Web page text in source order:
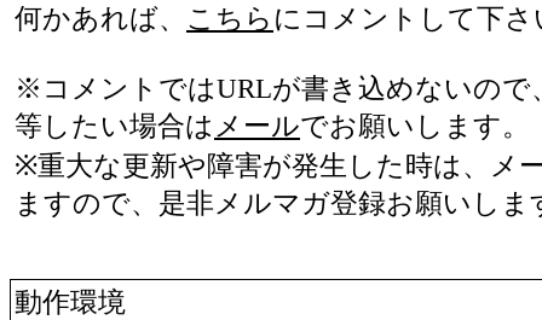
何かあれば、 こちら にコメントして下
※コメントではURLが書き込めないので
等したい場合は メールでお願いします。
※重大な更新や障害が発生した時は、メ
ますので、是非メルマガ登録お願いし
動作環境